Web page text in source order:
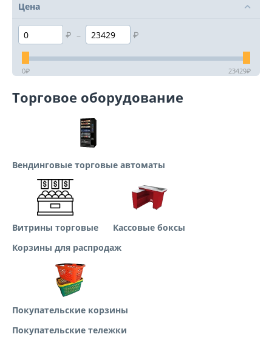
Цена
₽ – ₽
0₽ 23429₽
Торговое оборудование
Вендинговые торговые автоматы
Витрины торговые
Кассовые боксы
Корзины для распродаж
Покупательские корзины
Покупательские тележки